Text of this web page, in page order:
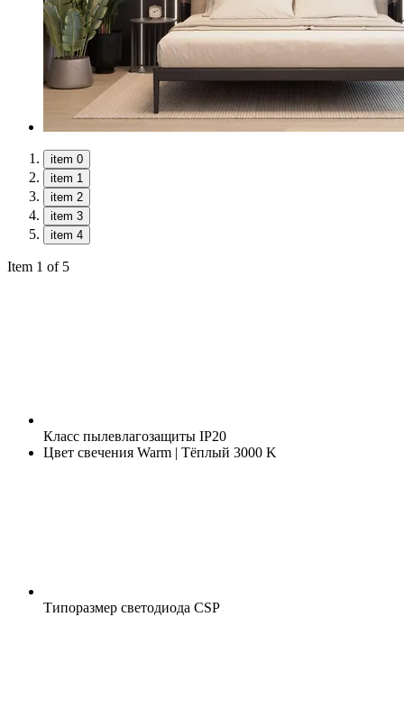
item 0
item 1
item 2
item 3
item 4
Item 1 of 5
Класс пылевлагозащиты IP20
Цвет свечения Warm | Тёплый 3000 K
Типоразмер светодиода CSP